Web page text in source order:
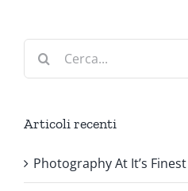
Cerca
Articoli recenti
Photography At It’s Finest